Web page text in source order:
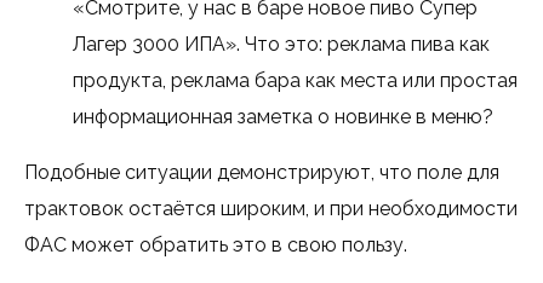
«Смотрите, у нас в баре новое пиво Супер
Лагер 3000 ИПА». Что это: реклама пива как
продукта, реклама бара как места или простая
информационная заметка о новинке в меню?
Подобные ситуации демонстрируют, что поле для
трактовок остаётся широким, и при необходимости
ФАС может обратить это в свою пользу.